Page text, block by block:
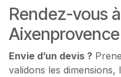
Rendez-vous
Aixenprovence
Envie d’un devis ?
validons les dimensions,